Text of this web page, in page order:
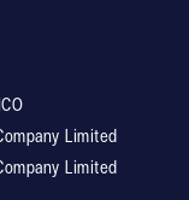
Limited
Limited